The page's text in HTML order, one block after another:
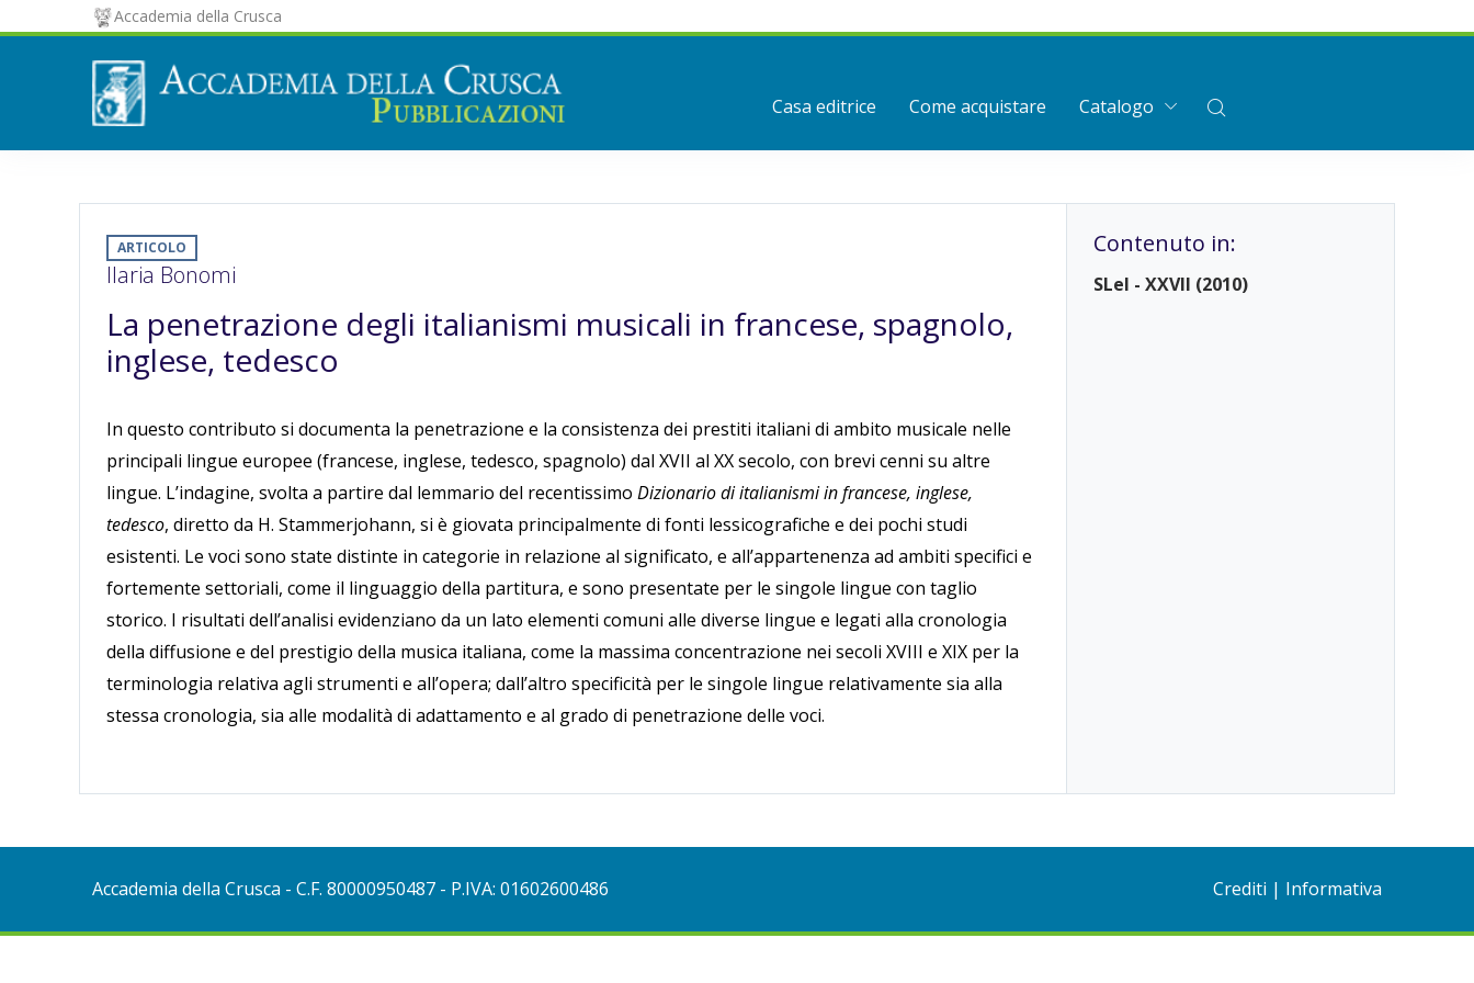
Accademia della Crusca
Casa editrice Come acquistare Catalogo
ARTICOLO
Ilaria Bonomi
La penetrazione degli italianismi musicali in francese, spagnolo,
inglese, tedesco
In questo contributo si documenta la penetrazione e la consistenza dei prestiti italiani di ambito musicale nelle
principali lingue europee (francese, inglese, tedesco, spagnolo) dal XVII al XX secolo, con brevi cenni su altre
lingue. L’indagine, svolta a partire dal lemmario del recentissimo Dizionario di italianismi in francese, inglese,
tedesco, diretto da H. Stammerjohann, si è giovata principalmente di fonti lessicografiche e dei pochi studi
esistenti. Le voci sono state distinte in categorie in relazione al significato, e all’appartenenza ad ambiti specifici e
fortemente settoriali, come il linguaggio della partitura, e sono presentate per le singole lingue con taglio
storico. I risultati dell’analisi evidenziano da un lato elementi comuni alle diverse lingue e legati alla cronologia
della diffusione e del prestigio della musica italiana, come la massima concentrazione nei secoli XVIII e XIX per la
terminologia relativa agli strumenti e all’opera; dall’altro specificità per le singole lingue relativamente sia alla
stessa cronologia, sia alle modalità di adattamento e al grado di penetrazione delle voci.
Contenuto in:
SLeI - XXVII (2010)
Accademia della Crusca - C.F. 80000950487 - P.IVA: 01602600486 Crediti | Informativa